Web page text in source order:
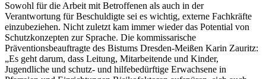
Sowohl für die Arbeit mit Betroffenen als auch in der
Verantwortung für Beschuldigte sei es wichtig, externe Fachkräfte
einzubeziehen. Nicht zuletzt kam immer wieder das Potential von
Schutzkonzepten zur Sprache. Die kommissarische
Präventionsbeauftragte des Bistums Dresden-Meißen Karin Zauritz:
„Es geht darum, dass Leitung, Mitarbeitende und Kinder,
Jugendliche und schutz- und hilfebedürftige Erwachsene in